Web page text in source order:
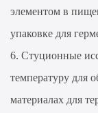
элементом в
упаковке для
6. Стуционные
температуру для
материалах для